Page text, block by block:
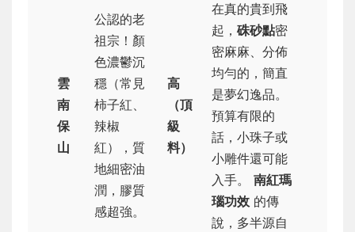
雲
南
保
山
公認的老
祖宗！顏
色濃鬱沉
穩（常見
柿子紅、
辣椒
紅），質
地細密油
潤，膠質
感超強。
高
（頂
級
料）
在真的貴到飛
起， 硃砂點密
密麻麻、分佈
均勻的，簡直
是夢幻逸品。
預算有限的
話，小珠子或
小雕件還可能
入手。 南紅瑪
瑙功效 的傳
說，多半源自